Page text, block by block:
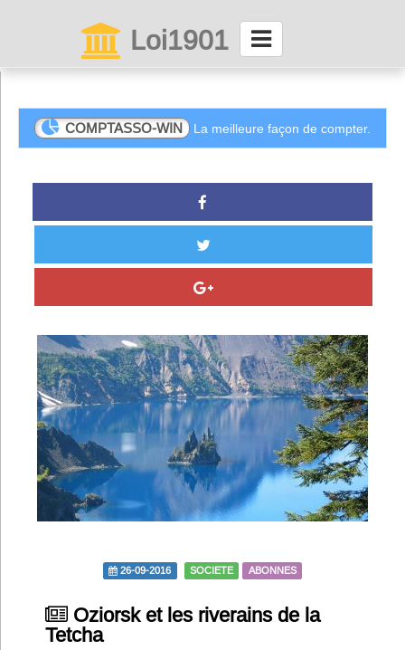
Loi1901
Connexion
Abonnez-vous à LettrAsso
Menu général
ServiceAsso
VieAsso
Infos
Divers
Abo Lettrasso
Désabo Lettrasso
Nous contacter
COMPTASSO-WIN La meilleure façon de compter.
26-09-2016 SOCIETE ABONNES
Oziorsk et les riverains de la
Tetcha